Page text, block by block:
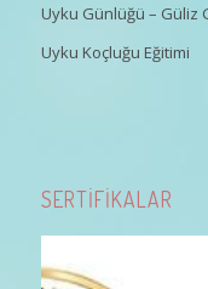
Uyku Günlüğü – Güliz
Uyku Koçluğu Eğitimi
SERTİFİKALAR